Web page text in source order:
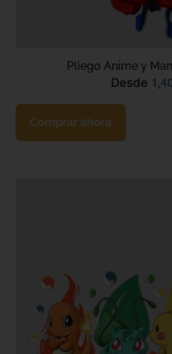
Pliego Anime y
Desde
Comprar ahora